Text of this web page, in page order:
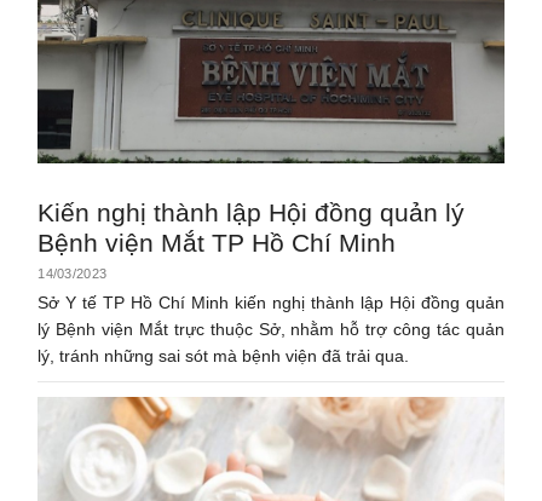
Kiến nghị thành lập Hội đồng quản lý
Bệnh viện Mắt TP Hồ Chí Minh
14/03/2023
Sở Y tế TP Hồ Chí Minh kiến nghị thành lập Hội đồng quản
lý Bệnh viện Mắt trực thuộc Sở, nhằm hỗ trợ công tác quản
lý, tránh những sai sót mà bệnh viện đã trải qua.